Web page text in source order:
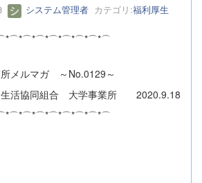
システム管理者 カテゴリ:福利厚生
業所メルマガ ～No.0129～
生活協同組合 大学事業所 2020.9.18